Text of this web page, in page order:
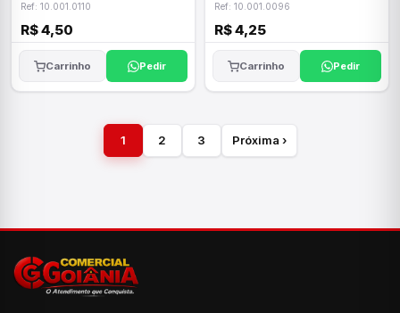
Ref: 10.001.0110
R$ 4,50
Carrinho Pedir
Ref: 10.001.0096
R$ 4,25
Carrinho Pedir
1 2 3 Próxima ›